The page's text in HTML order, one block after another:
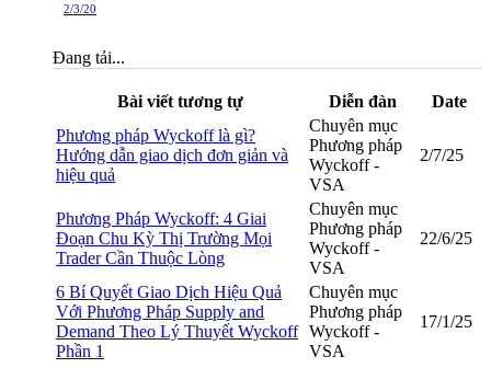
2/3/20
Đang tải...
Bài viết tương tự Diễn đàn
Date
Phương pháp Wyckoff là gì?
Hướng dẫn giao dịch đơn giản và
hiệu quả
Chuyên mục
Phương pháp
Wyckoff -
VSA
2/7/25
Phương Pháp Wyckoff: 4 Giai
Đoạn Chu Kỳ Thị Trường Mọi
Trader Cần Thuộc Lòng
Chuyên mục
Phương pháp
Wyckoff -
VSA
22/6/25
6 Bí Quyết Giao Dịch Hiệu Quả
Với Phương Pháp Supply and
Demand Theo Lý Thuyết Wyckoff
Phần 1
Chuyên mục
Phương pháp
Wyckoff -
VSA
17/1/25